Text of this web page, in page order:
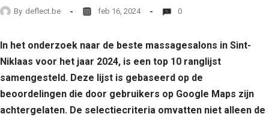
By deflect.be feb 16, 2024 0
In het onderzoek naar de beste massagesalons in Sint-
Niklaas voor het jaar 2024, is een top 10 ranglijst
samengesteld. Deze lijst is gebaseerd op de
beoordelingen die door gebruikers op Google Maps zijn
achtergelaten. De selectiecriteria omvatten niet alleen de